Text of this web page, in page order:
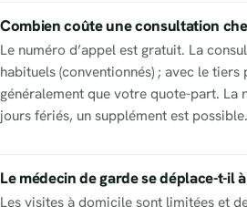
Combien coûte une consultation
Le numéro d’appel est gratuit. La
habituels (conventionnés) ; avec le tiers
généralement que votre quote-part. La
jours fériés, un supplément est possible.
Le médecin de garde se déplace-t-il
Les visites à domicile sont limitées et